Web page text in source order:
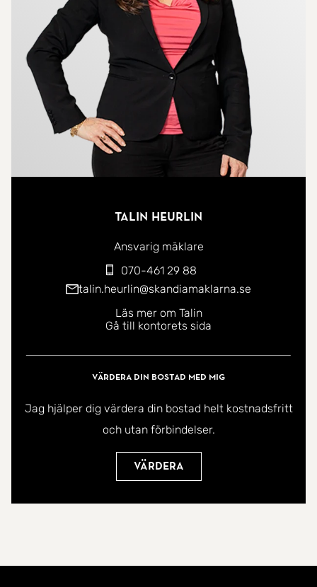
form av garderober. Här finns alla möjligheter att
skapa ett hem helt i din egen stil och smak.
Läget är svårslaget, här bor du i direkt närhet till
Faluns stadskärna med dess butiker, caféer,
träningsanläggningar och kulturutbud.
Resecentrum ligger på bekvämt avstånd, vilket gör
pendling både smidigt och snabbt.
stabil och välskött bostadsrättsförening som
erbjuder sina medlemmar trevliga gemensamma
ytor, inklusive en grön innergård med grillplats,
bord och stolar, perfekt för sociala sommarkvällar.
Här finns även praktiska förråd och andra
gemensamma utrymmen som underlättar
vardagen.
Välkommen hem!
Talin Heurlin
Ansvarig mäklare
070-461 29 88
talin.heurlin@skandiamaklarna.se
Läs mer om Talin
Gå till kontorets sida
Värdera din bostad med mig
Jag hjälper dig värdera din bostad helt kostnadsfritt
och utan förbindelser.
Värdera